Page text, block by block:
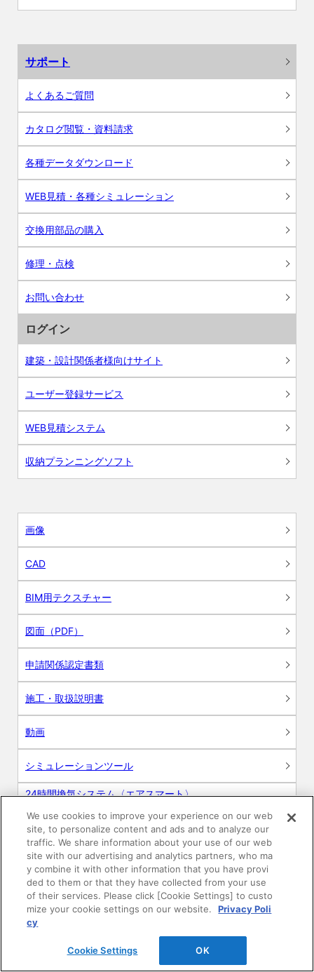
サポート
よくあるご質問
カタログ閲覧・資料請求
各種データダウンロード
WEB見積・各種シミュレーション
交換用部品の購入
修理・点検
お問い合わせ
ログイン
建築・設計関係者様向けサイト
ユーザー登録サービス
WEB見積システム
収納プランニングソフト
画像
CAD
BIM用テクスチャー
図面（PDF）
申請関係認定書類
施工・取扱説明書
動画
シミュレーションツール
24時間換気システム〈エアスマート〉
R&Dセンター環境測定・分析サービス
商品マスター申し込み
We use cookies to improve your experience on our web
site, to personalize content and ads and to analyze our
traffic. We share information about your use of our web
site with our advertising and analytics partners, who ma
y combine it with other information that you have provi
ded to them or that they have collected from your use
of their services. Please click [Cookie Settings] to custo
mize your cookie settings on our website.
Privacy Poli
cy
Cookie Settings OK